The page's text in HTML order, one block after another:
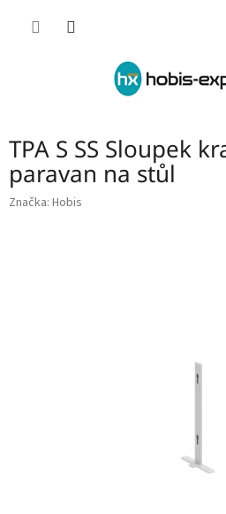
TPA S SS Sloupek
paravan na stůl
Značka: Hobis